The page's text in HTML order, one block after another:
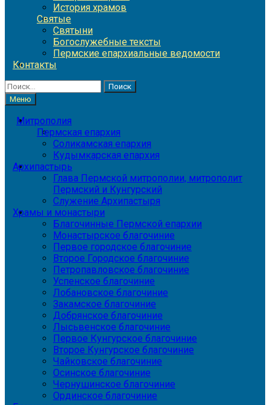
История храмов
Святые
Святыни
Богослужебные тексты
Пермские епархиальные ведомости
Контакты
Найти:
Меню
Митрополия
Пермская епархия
Соликамская епархия
Кудымкарская епархия
Архипастырь
Глава Пермской митрополии, митрополит
Пермский и Кунгурский
Служение Архипастыря
Храмы и монастыри
Благочинные Пермской епархии
Монастырское благочиние
Первое городское благочиние
Второе Городское благочиние
Петропавловское благочиние
Успенское благочиние
Лобановское благочиние
Закамское благочиние
Добрянское благочиние
Лысьвенское благочиние
Первое Кунгурское благочиние
Второе Кунгурское благочиние
Чайковское благочиние
Осинское благочиние
Чернушинское благочиние
Ординское благочиние